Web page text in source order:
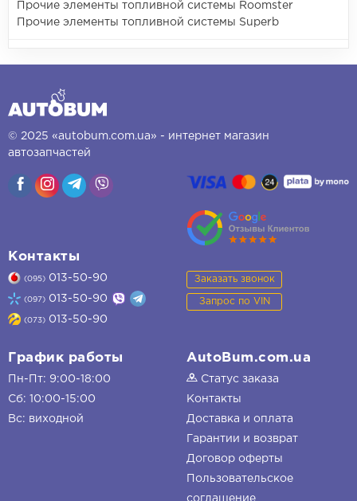
Прочие элементы топливной системы Roomster
Прочие элементы топливной системы Superb
© 2025 «autobum.com.ua» - интернет магазин
автозапчастей
Контакты
(095) 013-50-90
(097) 013-50-90
(073) 013-50-90
Заказать звонок
Запрос по VIN
График работы
Пн-Пт: 9:00-18:00
Сб: 10:00-15:00
Вс: виходной
AutoBum.com.ua
Статус заказа
Контакты
Доставка и оплата
Гарантии и возврат
Договор оферты
Пользовательское
соглашение